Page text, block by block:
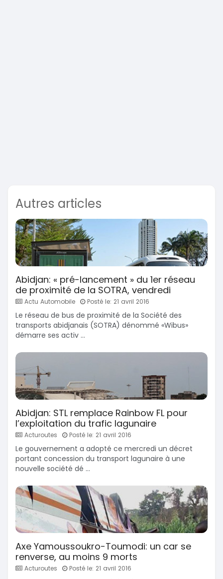
Autres articles
Abidjan: « pré-lancement » du 1er réseau
de proximité de la SOTRA, vendredi
Actu Automobile Posté le: 21 avril 2016
Le réseau de bus de proximité de la Société des
transports abidjanais (SOTRA) dénommé «Wibus»
démarre ses activ ...
Abidjan: STL remplace Rainbow FL pour
l’exploitation du trafic lagunaire
Acturoutes Posté le: 21 avril 2016
Le gouvernement a adopté ce mercredi un décret
portant concession du transport lagunaire à une
nouvelle société dé ...
Axe Yamoussoukro-Toumodi: un car se
renverse, au moins 9 morts
Acturoutes Posté le: 21 avril 2016